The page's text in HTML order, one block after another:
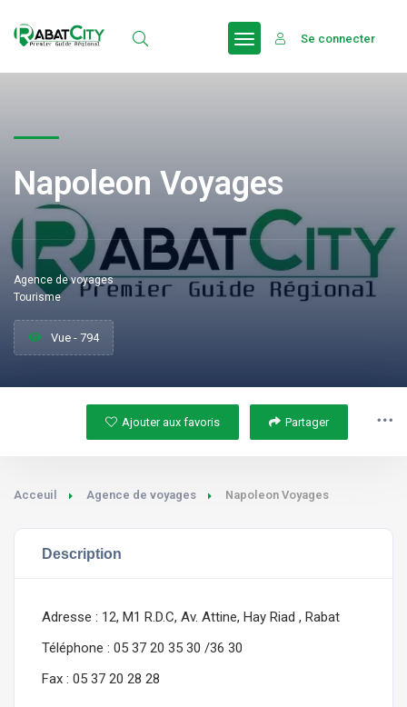
Se connecter
Napoleon Voyages
Agence de voyages
Tourisme
Vue - 794
Ajouter aux favoris Partager
Acceuil Agence de voyages Napoleon Voyages
Description
Adresse : 12, M1 R.D.C, Av. Attine, Hay Riad , Rabat
Téléphone : 05 37 20 35 30 /36 30
Fax : 05 37 20 28 28